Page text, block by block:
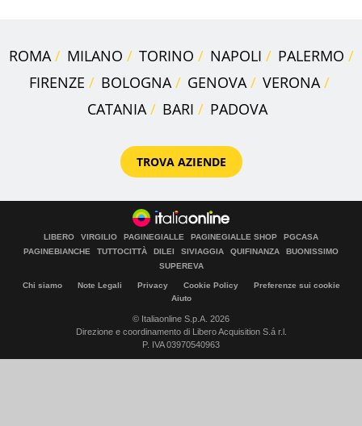
ROMA MILANO TORINO NAPOLI
PALERMO
FIRENZE
BOLOGNA GENOVA
VERONA
CATANIA
BARI PADOVA
TROVA AZIENDE
LIBERO VIRGILIO PAGINEGIALLE PAGINEGIALLE SHOP
PGCASA
PAGINEBIANCHE
TUTTOCITTÀ DILEI SIVIAGGIA QUIFINANZA
BUONISSIMO
SUPEREVA
Chi siamo Note Legali Privacy Cookie Policy
Preferenze sui cookie
Aiuto
© Italiaonline S.p.A. 2026
Direzione e coordinamento di Libero Acquisition S.á r.l.
P. IVA 03970540963